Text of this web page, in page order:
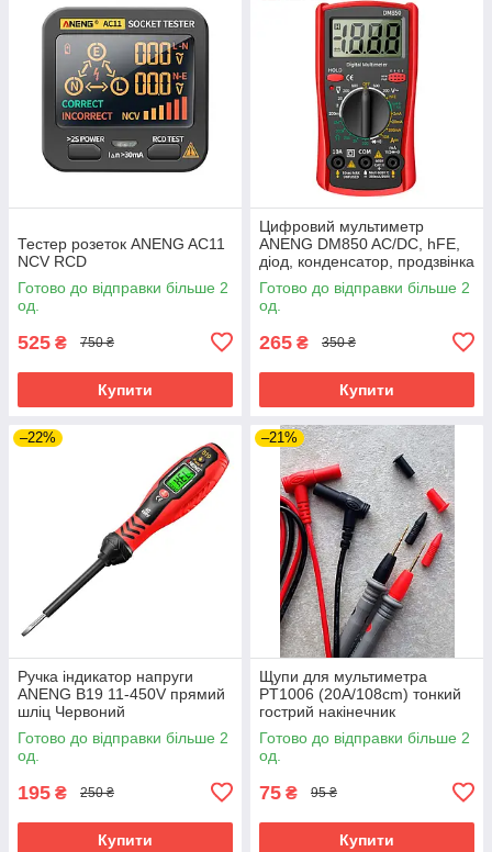
Тестер розеток ANENG AC11
NCV RCD
Готово до відправки більше 2
од.
525 ₴ 750 ₴
Купити
Цифровий мультиметр
ANENG DM850 AC/DC, hFE,
діод, конденсатор, продзвінка
Готово до відправки більше 2
од.
265 ₴ 350 ₴
Купити
–22%
Ручка індикатор напруги
ANENG B19 11-450V прямий
шліц Червоний
Готово до відправки більше 2
од.
195 ₴ 250 ₴
Купити
–21%
Щупи для мультиметра
PT1006 (20A/108cm) тонкий
гострий накінечник
Готово до відправки більше 2
од.
75 ₴ 95 ₴
Купити